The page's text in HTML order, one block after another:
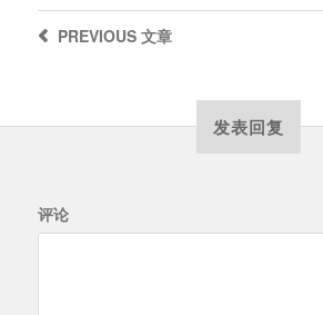
PREVIOUS文章
发表回复
评论